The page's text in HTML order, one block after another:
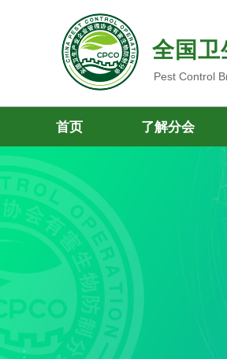
全国卫
Pest Control
首页 了解分会